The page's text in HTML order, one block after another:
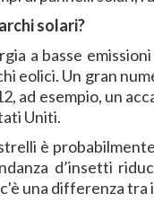
solari?
a basse
eolici. Un gran
ad esempio, un
Uniti.
è
d’insetti
una differenza